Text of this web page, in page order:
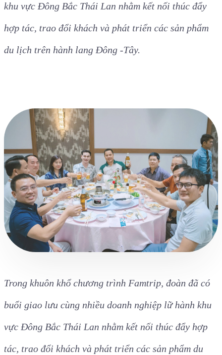
khu vực Đông Bắc Thái Lan nhằm kết nối thúc đẩy
hợp tác, trao đổi khách và phát triển các sản phẩm
du lịch trên hành lang Đông -Tây.
Trong khuôn khổ chương trình Famtrip, đoàn đã có
buổi giao lưu cùng nhiều doanh nghiệp lữ hành khu
vực Đông Bắc Thái Lan nhằm kết nối thúc đẩy hợp
tác, trao đổi khách và phát triển các sản phẩm du